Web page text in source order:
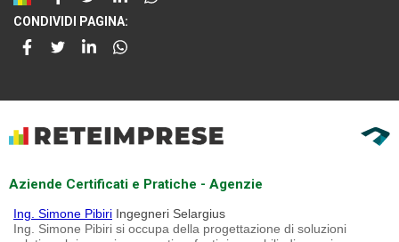
CONDIVIDI PAGINA:
Aziende Certificati e Pratiche - Agenzie
Ing. Simone Pibiri Ingegneri Selargius
Ing. Simone Pibiri si occupa della progettazione di soluzioni